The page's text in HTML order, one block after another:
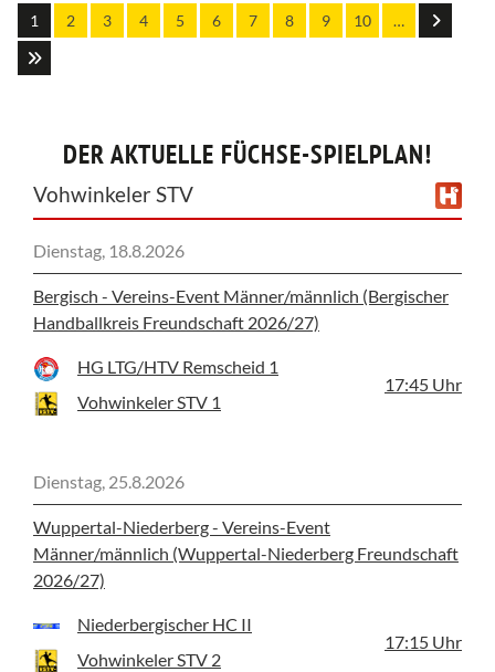
1 2 3 4 5 6 7 8 9 10 …
DER AKTUELLE FÜCHSE-SPIELPLAN!
Vohwinkeler STV
Dienstag, 18.8.2026
Bergisch - Vereins-Event Männer/männlich (Bergischer
Handballkreis Freundschaft 2026/27)
HG LTG/HTV Remscheid 1
Vohwinkeler STV 1
17:45 Uhr
Dienstag, 25.8.2026
Wuppertal-Niederberg - Vereins-Event
Männer/männlich (Wuppertal-Niederberg Freundschaft
2026/27)
Niederbergischer HC II
Vohwinkeler STV 2
17:15 Uhr